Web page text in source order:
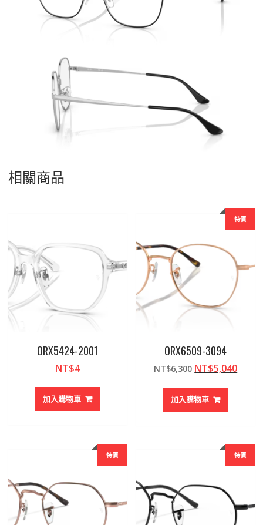
相關商品
ORX5424-2001
NT$4
加入購物車
特價
ORX6509-3094
NT$6,300 原
價
格：
NT$5,040目
加入購物車
特價 特價